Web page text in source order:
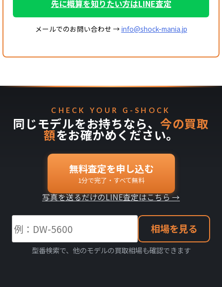
先に概算を知りたい方はLINE査定
メールでのお問い合わせ → info@shock-mania.jp
CHECK YOUR G-SHOCK
同じモデルをお持ちなら、 今の買取
額をお確かめください。
無料査定を申し込む
1分で完了・すべて無料
写真を送るだけのLINE査定はこちら →
相場を見る
型番検索で、他のモデルの買取相場も確認できます